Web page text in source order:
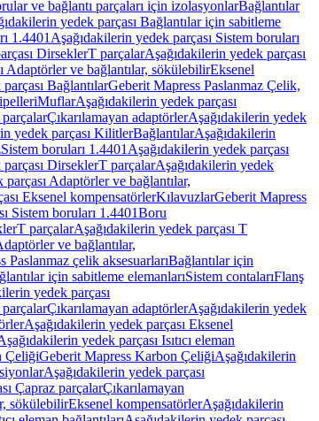
ve bağlantı parçaları için izolasyonlarBağlantılar
yedek parçası Bağlantılar için sabitleme
1.4401 Aşağıdakilerin yedek parçası Sistem boruları
DirseklerT parçalarAşağıdakilerin yedek parçası
Adaptörler ve bağlantılar, sökülebilirEksenel
BağlantılarGeberit Mapress Paslanmaz Çelik,
MuflarAşağıdakilerin yedek parçası
Çıkarılamayan adaptörlerAşağıdakilerin yedek
yedek parçası KilitlerBağlantılarAşağıdakilerin
Sistem boruları 1.4401 Aşağıdakilerin yedek parçası
DirseklerT parçalarAşağıdakilerin yedek
Adaptörler ve bağlantılar,
Eksenel kompensatörlerKılavuzlarGeberit Mapress
Sistem boruları 1.4401Boru
T parçalarAşağıdakilerin yedek parçası T
ve bağlantılar,
Paslanmaz çelik aksesuarlarıBağlantılar için
için sabitleme elemanlarıSistem contalarıFlanş
yedek parçası
Çıkarılamayan adaptörlerAşağıdakilerin yedek
Aşağıdakilerin yedek parçası Eksenel
yedek parçası Isıtıcı eleman
ÇeliğiGeberit Mapress Karbon ÇeliğiAşağıdakilerin
Aşağıdakilerin yedek parçası
Çapraz parçalarÇıkarılamayan
sökülebilirEksenel kompensatörlerAşağıdakilerin